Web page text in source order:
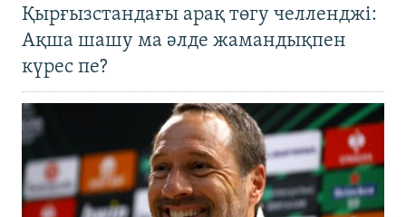
Қырғызстандағы арақ төгу челленджі:
Ақша шашу ма әлде жамандықпен
күрес пе?